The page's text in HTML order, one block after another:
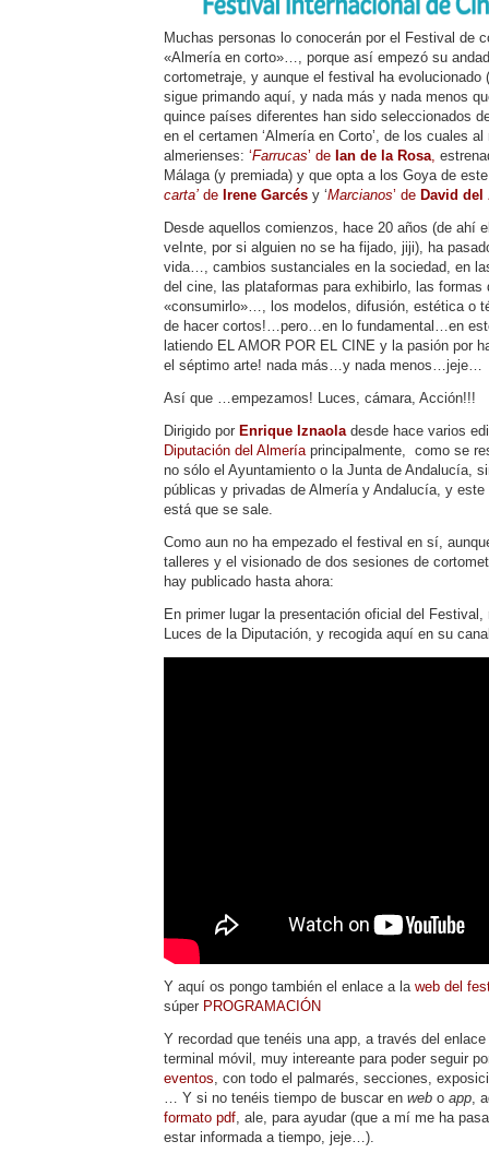
Muchas personas lo conocerán por el Festival de
«Almería en corto»…, porque así empezó su
cortometraje, y aunque el festival ha evolucionado
sigue primando aquí, y nada más y nada menos
quince países diferentes han sido seleccionados
en el certamen ‘Almería en Corto’, de los cuales
almerienses: ‘Farrucas’ de Ian de la Rosa
Málaga (y premiada) y que opta a los Goya de este
carta’ de Irene Garcés y ‘Marcianos’ de David del
Desde aquellos comienzos, hace 20 años (de ahí
veInte, por si alguien no se ha fijado, jiji), ha
vida…, cambios sustanciales en la sociedad, en
del cine, las plataformas para exhibirlo, las formas
«consumirlo»…, los modelos, difusión, estética o
de hacer cortos!…pero…en lo fundamental…en
latiendo EL AMOR POR EL CINE y la pasión por
el séptimo arte! nada más…y nada menos…jeje…
Así que …empezamos! Luces, cámara, Acción!!!
Dirigido por Enrique Iznaola desde hace varios
Diputación del Almería principalmente, como se
no sólo el Ayuntamiento o la Junta de Andalucía,
públicas y privadas de Almería y Andalucía, y
está que se sale.
Como aun no ha empezado el festival en sí,
talleres y el visionado de dos sesiones de
hay publicado hasta ahora:
En primer lugar la presentación oficial del
Luces de la Diputación, y recogida aquí en su
Y aquí os pongo también el enlace a la web del
súper PROGRAMACIÓN
Y recordad que tenéis una app, a través del
terminal móvil, muy intereante para poder seguir
eventos , con todo el palmarés, secciones,
… Y si no tenéis tiempo de buscar en web o app ,
formato pdf , ale, para ayudar (que a mí me ha
estar informada a tiempo, jeje…).